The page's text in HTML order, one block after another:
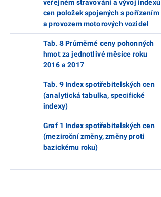
veřejném stravování a vývoj indexů
cen položek spojených s pořízením
a provozem motorových vozidel
Tab. 8 Průměrné ceny pohonných
hmot za jednotlivé měsíce roku
2016 a 2017
Tab. 9 Index spotřebitelských cen
(analytická tabulka, specifické
indexy)
Graf 1 Index spotřebitelských cen
(meziroční změny, změny proti
bazickému roku)